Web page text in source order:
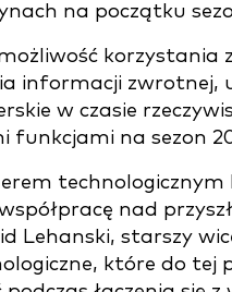
na początku
korzystania
informacji zwrotnej,
w czasie
funkcjami na sezon
technologicznym
nad
Lehanski, starszy
które do tej